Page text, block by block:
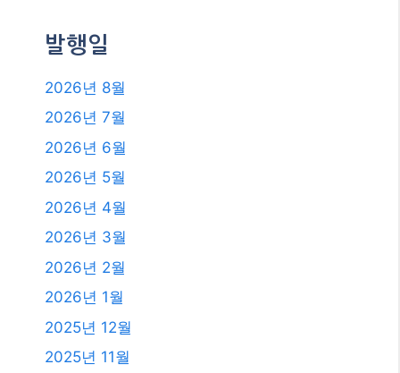
발행일
2026년 8월
2026년 7월
2026년 6월
2026년 5월
2026년 4월
2026년 3월
2026년 2월
2026년 1월
2025년 12월
2025년 11월